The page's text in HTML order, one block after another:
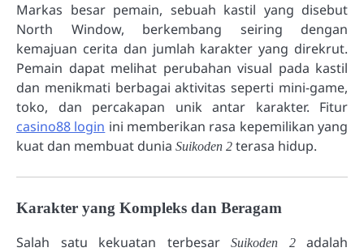
Markas besar pemain, sebuah kastil yang disebut
North Window, berkembang seiring dengan
kemajuan cerita dan jumlah karakter yang direkrut.
Pemain dapat melihat perubahan visual pada kastil
dan menikmati berbagai aktivitas seperti mini-game,
toko, dan percakapan unik antar karakter. Fitur
casino88 login ini memberikan rasa kepemilikan yang
kuat dan membuat dunia Suikoden 2 terasa hidup.
Karakter yang Kompleks dan Beragam
Salah satu kekuatan terbesar Suikoden 2adalah